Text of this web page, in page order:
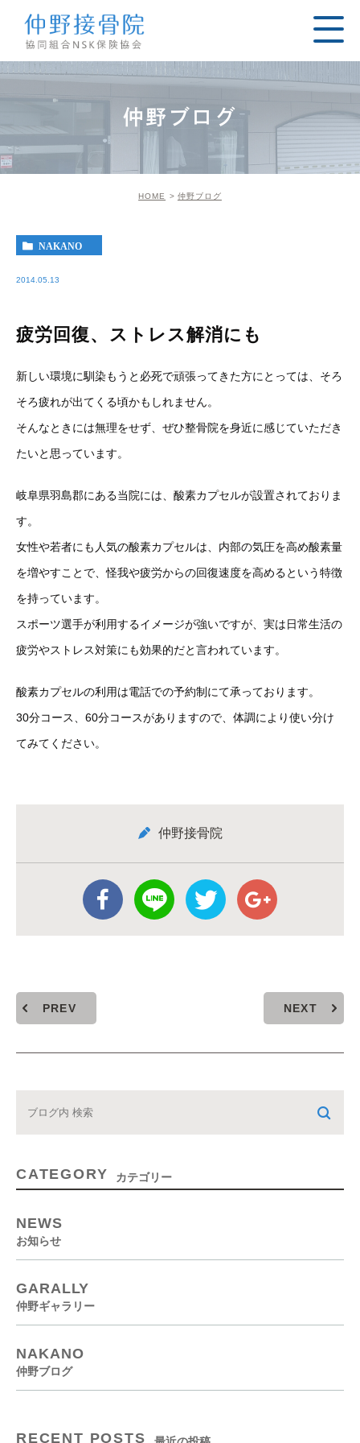
仲野ブログ
HOME 仲野ブログ
NAKANO
2014.05.13
疲労回復、ストレス解消にも
新しい環境に馴染もうと必死で頑張ってきた方にとっては、そろ
そろ疲れが出てくる頃かもしれません。
そんなときには無理をせず、ぜひ整骨院を身近に感じていただき
たいと思っています。
岐阜県羽島郡にある当院には、酸素カプセルが設置されておりま
す。
女性や若者にも人気の酸素カプセルは、内部の気圧を高め酸素量
を増やすことで、怪我や疲労からの回復速度を高めるという特徴
を持っています。
スポーツ選手が利用するイメージが強いですが、実は日常生活の
疲労やストレス対策にも効果的だと言われています。
酸素カプセルの利用は電話での予約制にて承っております。
30分コース、60分コースがありますので、体調により使い分け
てみてください。
仲野接骨院
PREV NEXT
CATEGORY カテゴリー
NEWS
お知らせ
GARALLY
仲野ギャラリー
NAKANO
仲野ブログ
RECENT POSTS